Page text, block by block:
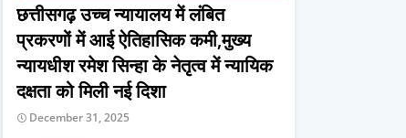
छत्तीसगढ़ उच्च न्यायालय में लंबित
प्रकरणों में आई ऐतिहासिक कमी,मुख्य
न्यायधीश रमेश सिन्हा के नेतृत्व में न्यायिक
दक्षता को मिली नई दिशा
December 31, 2025